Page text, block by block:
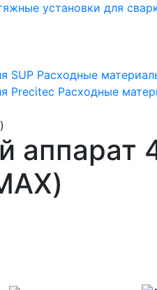
установки для
SUP Расходные
Precitec Расходные
аппарат